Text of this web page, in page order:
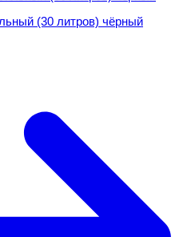
(30 литров) чёрный